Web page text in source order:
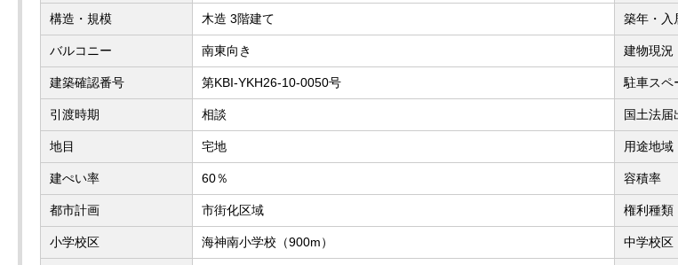
構造・規模 木造 3階建て 築年・入
バルコニー 南東向き 建物現況
建築確認番号 第KBI-YKH26-10-0050号 駐車スペ
引渡時期 相談 国土法届
地目 宅地 用途地域
建ぺい率 60％ 容積率
都市計画 市街化区域 権利種類
小学校区 海神南小学校（900m） 中学校区